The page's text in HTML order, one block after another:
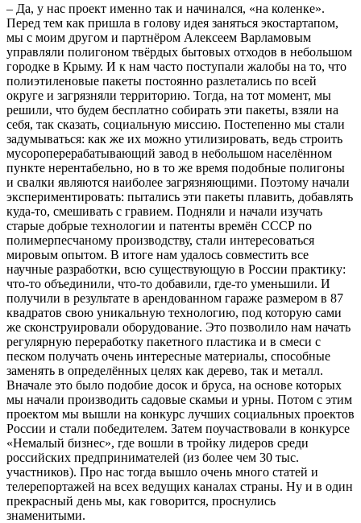
– Да, у нас проект именно так и начинался, «на коленке».
Перед тем как пришла в голову идея заняться экостартапом,
мы с моим другом и партнёром Алексеем Варламовым
управляли полигоном твёрдых бытовых отходов в небольшом
городке в Крыму. И к нам часто поступали жалобы на то, что
полиэтиленовые пакеты постоянно разлетались по всей
округе и загрязняли территорию. Тогда, на тот момент, мы
решили, что будем бесплатно собирать эти пакеты, взяли на
себя, так сказать, социальную миссию. Постепенно мы стали
задумываться: как же их можно утилизировать, ведь строить
мусороперерабатывающий завод в небольшом населённом
пункте нерентабельно, но в то же время подобные полигоны
и свалки являются наиболее загрязняющими. Поэтому начали
экспериментировать: пытались эти пакеты плавить, добавлять
куда-то, смешивать с гравием. Подняли и начали изучать
старые добрые технологии и патенты времён СССР по
полимерпесчаному производству, стали интересоваться
мировым опытом. В итоге нам удалось совместить все
научные разработки, всю существующую в России практику:
что-то объединили, что-то добавили, где-то уменьшили. И
получили в результате в арендованном гараже размером в 87
квадратов свою уникальную технологию, под которую сами
же сконструировали оборудование. Это позволило нам начать
регулярную переработку пакетного пластика и в смеси с
песком получать очень интересные материалы, способные
заменять в определённых целях как дерево, так и металл.
Вначале это было подобие досок и бруса, на основе которых
мы начали производить садовые скамьи и урны. Потом с этим
проектом мы вышли на конкурс лучших социальных проектов
России и стали победителем. Затем поучаствовали в конкурсе
«Немалый бизнес», где вошли в тройку лидеров среди
российских предпринимателей (из более чем 30 тыс.
участников). Про нас тогда вышло очень много статей и
телерепортажей на всех ведущих каналах страны. Ну и в один
прекрасный день мы, как говорится, проснулись
знаменитыми.